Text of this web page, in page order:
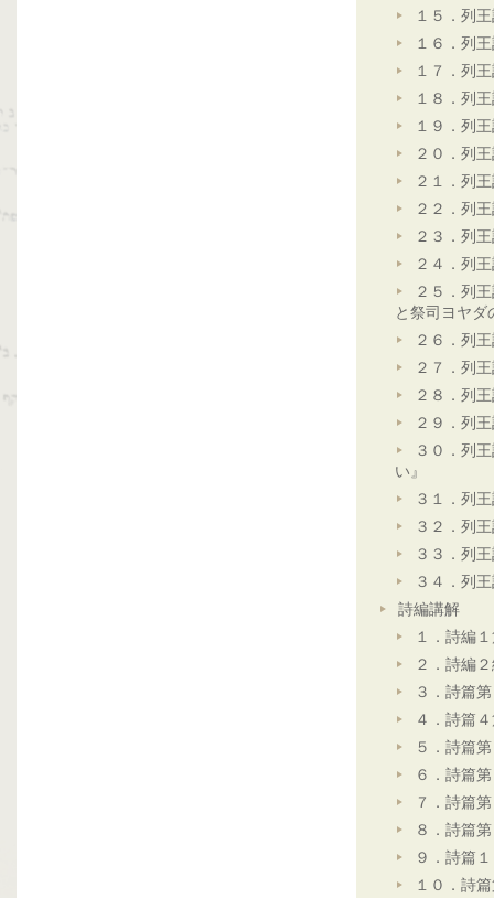
１５．列
１６．列
１７．列
１８．列
１９．列
２０．列
２１．列
２２．列
２３．列
２４．列
２５．列
と祭司ヨヤダ
２６．列
２７．列
２８．列
２９．列
３０．列
い』
３１．列
３２．列
３３．列
３４．列
詩編講解
１．詩編
２．詩編
３．詩篇
４．詩篇
５．詩篇
６．詩篇
７．詩篇
８．詩篇
９．詩篇
１０．詩